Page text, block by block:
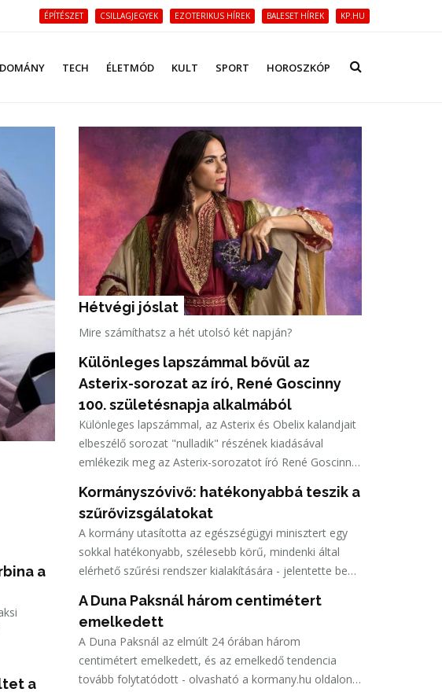
ÉPÍTÉSZET CSILLAGJEGYEK EZOTERIKUS HÍREK BALESET HÍREK KP.HU
TECH ÉLETMÓD KULT SPORT HOROSZKÓP
a
a
Hétvégi jóslat
Mire számíthatsz a hét utolsó két napján?
Különleges lapszámmal bővül az
Asterix-sorozat az író, René Goscinny
100. születésnapja alkalmából
Különleges lapszámmal, az Asterix és Obelix kalandjait
elbeszélő sorozat "nulladik" részének kiadásával
emlékezik meg az Asterix-sorozatot író René Goscinny
Kormányszóvivő: hatékonyabbá teszik a
szűrővizsgálatokat
A kormány utasította az egészségügyi minisztert egy
sokkal hatékonyabb, szélesebb körű, mindenki által
elérhető szűrési rendszer kialakítására - jelentette be
A Duna Paksnál három centimétert
emelkedett
A Duna Paksnál az elmúlt 24 órában három
centimétert emelkedett, és az emelkedő tendencia
tovább folytatódott - olvasható a kormany.hu oldalon a